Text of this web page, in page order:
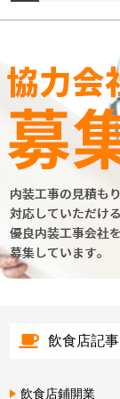
飲食店記事
飲食店鋪開業